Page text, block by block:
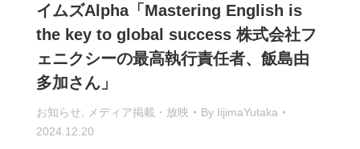
イムズAlpha「Mastering English is
the key to global success 株式会社フ
ェニクシーの最高執行責任者、飯島由
多加さん」
お知らせ メディア掲載・放映 By IijimaYutaka
2024.12.20